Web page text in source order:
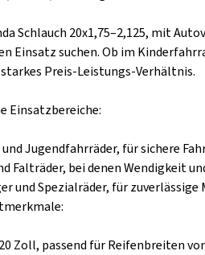
Schlauch 20x1,75–2,125, mit
Einsatz suchen. Ob im
Preis-Leistungs-Verhältnis.
Einsatzbereiche:
Jugendfahrräder, für sichere
Falträder, bei denen Wendigkeit
und Spezialräder, für
Zoll, passend für Reifenbreiten